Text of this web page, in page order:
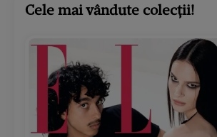
Cele mai vândute colecții!